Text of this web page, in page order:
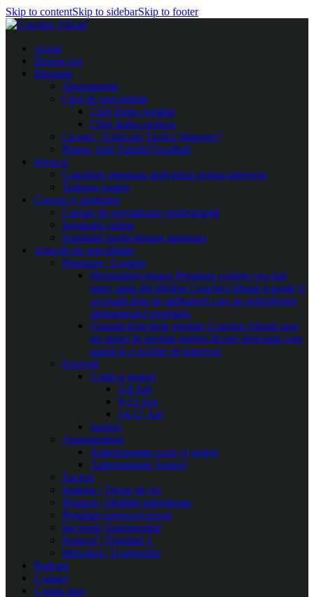
Skip to contentSkip to sidebarSkip to footer
Acasă
Despre noi
Magazin
Abonamente
Cărți de specialitate
Cărți limba română
Cărți limba engleza
Licențe „Software Tactics Manager”
Planșe, folii Taktifol Football
Servicii
Coaching-mentorat individual pentru antrenori
Training camps
Cursuri și seminarii
Cursuri de specializare profesională
Seminarii online
Seminarii perfecționare antrenori
Articole de specialitate
Premium / Gratuite
PremiumSecțiunea Premium conține cea mai
mare parte din librăria Coaches Ahead și poate fi
accesată doar de utilizatorii care au achiziționat
abonamentul premium.
GratuiteArticolele gratuite Coaches Ahead sunt
un punct de pornire pentru fiecare persoană care
aspiră la o poziție de antrenor.
Exerciții
Copii și juniori
5-8 Ani
9-13 Ani
14-17 Ani
Seniori
Antrenamente
Antrenamente copii și juniori
Antrenamente Seniori
Tactică
Sisteme | Trasee de joc
Tehnică | Abilități individuale
Pregătire presezon/sezon
Secretele Antrenorului
Portarul | Numărul 1
Metodică | Leadership
Podcast
Contact
Contul meu